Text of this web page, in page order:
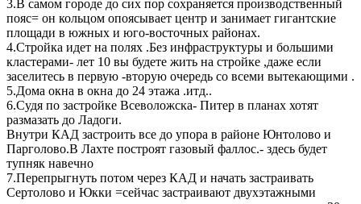
3.В самом городе до сих пор сохраняется производственный
пояс= он кольцом опоясывает центр и занимает гигантские
площади в южных и юго-восточных районах.
4.Стройка идет на полях .Без инфраструктуры и большими
кластерами- лет 10 вы будете жить на стройке ,даже если
заселитесь в первую -вторую очередь со всеми вытекающими .
5.Дома окна в окна до 24 этажа .итд..
6.Судя по застройке Всеволожска- Питер в планах хотят
размазать до Ладоги.
Внутри КАД застроить все до упора в районе Юнтолово и
Парголово.В Лахте построят газовый фаллос.- здесь будет
тупняк навечно
7.Перепрыгнуть потом через КАД и начать застраивать
Сертолово и Юкки =сейчас застраивают двухэтажными